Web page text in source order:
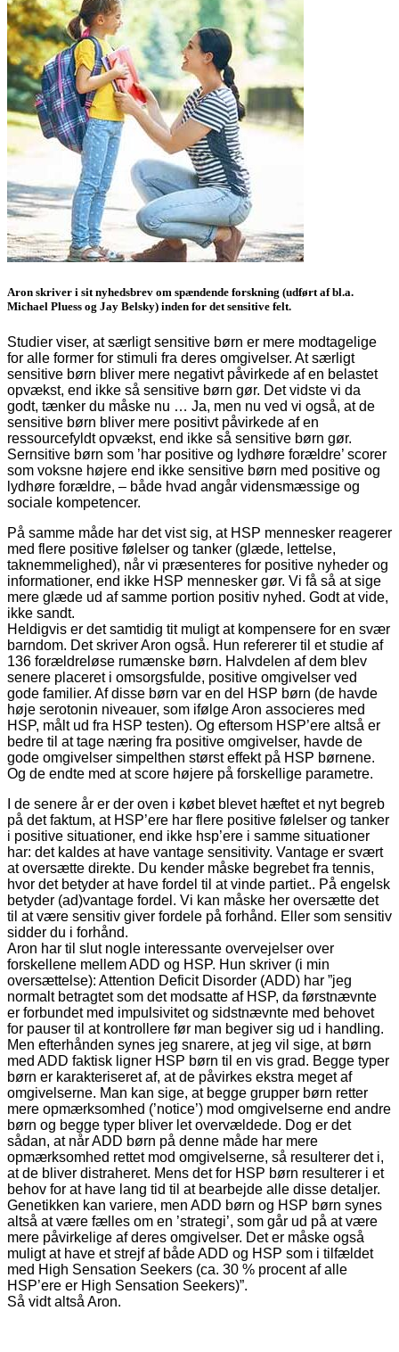
Aron skriver i sit nyhedsbrev om spændende forskning (udført af bl.a.
Michael Pluess og Jay Belsky) inden for det sensitive felt.
Studier viser, at særligt sensitive børn er mere modtagelige
for alle former for stimuli fra deres omgivelser. At særligt
sensitive børn bliver mere negativt påvirkede af en belastet
opvækst, end ikke så sensitive børn gør. Det vidste vi da
godt, tænker du måske nu … Ja, men nu ved vi også, at de
sensitive børn bliver mere positivt påvirkede af en
ressourcefyldt opvækst, end ikke så sensitive børn gør.
Sernsitive børn som ’har positive og lydhøre forældre’ scorer
som voksne højere end ikke sensitive børn med positive og
lydhøre forældre, – både hvad angår vidensmæssige og
sociale kompetencer.
På samme måde har det vist sig, at HSP mennesker reagerer
med flere positive følelser og tanker (glæde, lettelse,
taknemmelighed), når vi præsenteres for positive nyheder og
informationer, end ikke HSP mennesker gør. Vi få så at sige
mere glæde ud af samme portion positiv nyhed. Godt at vide,
ikke sandt.
Heldigvis er det samtidig tit muligt at kompensere for en svær
barndom. Det skriver Aron også. Hun refererer til et studie af
136 forældreløse rumænske børn. Halvdelen af dem blev
senere placeret i omsorgsfulde, positive omgivelser ved
gode familier. Af disse børn var en del HSP børn (de havde
høje serotonin niveauer, som ifølge Aron associeres med
HSP, målt ud fra HSP testen). Og eftersom HSP’ere altså er
bedre til at tage næring fra positive omgivelser, havde de
gode omgivelser simpelthen størst effekt på HSP børnene.
Og de endte med at score højere på forskellige parametre.
I de senere år er der oven i købet blevet hæftet et nyt begreb
på det faktum, at HSP’ere har flere positive følelser og tanker
i positive situationer, end ikke hsp’ere i samme situationer
har: det kaldes at have vantage sensitivity. Vantage er svært
at oversætte direkte. Du kender måske begrebet fra tennis,
hvor det betyder at have fordel til at vinde partiet.. På engelsk
betyder (ad)vantage fordel. Vi kan måske her oversætte det
til at være sensitiv giver fordele på forhånd. Eller som sensitiv
sidder du i forhånd.
Aron har til slut nogle interessante overvejelser over
forskellene mellem ADD og HSP. Hun skriver (i min
oversættelse): Attention Deficit Disorder (ADD) har ”jeg
normalt betragtet som det modsatte af HSP, da førstnævnte
er forbundet med impulsivitet og sidstnævnte med behovet
for pauser til at kontrollere før man begiver sig ud i handling.
Men efterhånden synes jeg snarere, at jeg vil sige, at børn
med ADD faktisk ligner HSP børn til en vis grad. Begge typer
børn er karakteriseret af, at de påvirkes ekstra meget af
omgivelserne. Man kan sige, at begge grupper børn retter
mere opmærksomhed (’notice’) mod omgivelserne end andre
børn og begge typer bliver let overvældede. Dog er det
sådan, at når ADD børn på denne måde har mere
opmærksomhed rettet mod omgivelserne, så resulterer det i,
at de bliver distraheret. Mens det for HSP børn resulterer i et
behov for at have lang tid til at bearbejde alle disse detaljer.
Genetikken kan variere, men ADD børn og HSP børn synes
altså at være fælles om en ’strategi’, som går ud på at være
mere påvirkelige af deres omgivelser. Det er måske også
muligt at have et strejf af både ADD og HSP som i tilfældet
med High Sensation Seekers (ca. 30 % procent af alle
HSP’ere er High Sensation Seekers)”.
Så vidt altså Aron.